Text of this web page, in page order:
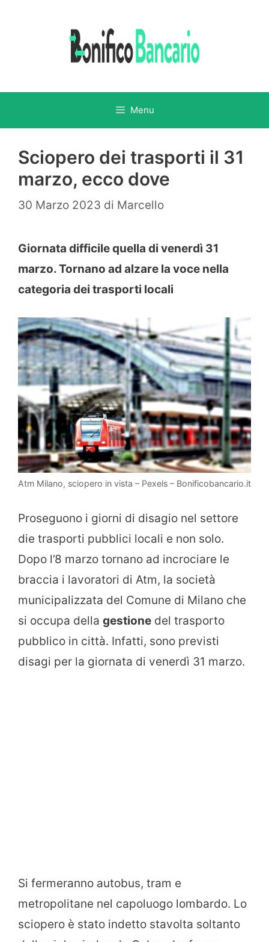
Menu
Sciopero dei trasporti il 31
marzo, ecco dove
30 Marzo 2023 di Marcello
Giornata difficile quella di venerdì 31
marzo. Tornano ad alzare la voce nella
categoria dei trasporti locali
Atm Milano, sciopero in vista – Pexels – Bonificobancario.it
Proseguono i giorni di disagio nel settore
die trasporti pubblici locali e non solo.
Dopo l’8 marzo tornano ad incrociare le
braccia i lavoratori di Atm, la società
municipalizzata del Comune di Milano che
si occupa della gestione del trasporto
pubblico in città. Infatti, sono previsti
disagi per la giornata di venerdì 31 marzo.
Si fermeranno autobus, tram e
metropolitane nel capoluogo lombardo. Lo
sciopero è stato indetto stavolta soltanto